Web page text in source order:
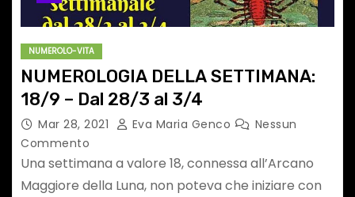
NUMEROLO-VITA
NUMEROLOGIA DELLA SETTIMANA:
18/9 – Dal 28/3 al 3/4
Mar 28, 2021 Eva Maria Genco
Nessun
Commento
Una settimana a valore 18, connessa all’Arcano
Maggiore della Luna, non poteva che iniziare con